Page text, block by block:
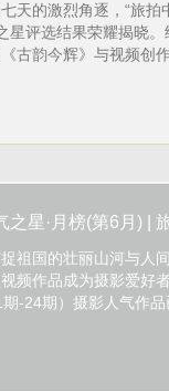
天的激烈角逐，“旅拍
星评选结果荣耀揭晓
古韵今辉》与视频创
之星·月榜(第6月) |
祖国的壮丽山河与人
频作品成为摄影爱好
期-24期）摄影人气作